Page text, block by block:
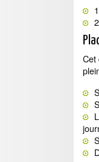
Cet